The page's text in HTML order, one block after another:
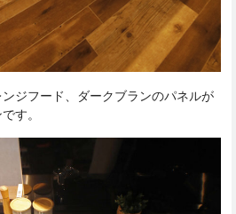
ジフード、ダークブランのパネルが
す。